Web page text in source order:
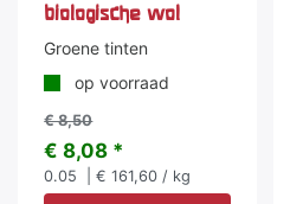
biologische wol
Groene tinten
op voorraad
€ 8,50
€ 8,08 *
0.05 | € 161,60 / kg